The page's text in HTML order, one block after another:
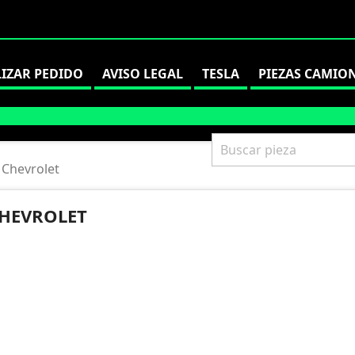
PEDIDO AVISO LEGAL TESLA PIEZAS
Chevrolet